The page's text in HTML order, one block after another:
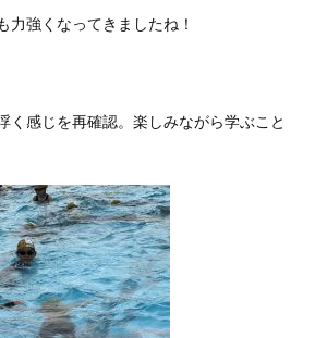
強くなってきましたね！
感じを再確認。楽しみながら学ぶこと